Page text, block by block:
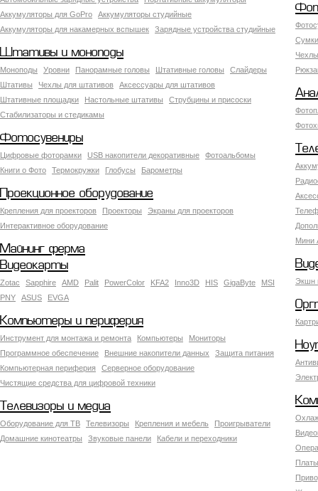
Аккумуляторы для GoPro
Аккумуляторы студийные
Аккумуляторы для накамерных вспышек
Зарядные устройства студийные
Штативы и моноподы
Моноподы Уровни Панорамные головы Штативные головы
Слайдеры
Штативы
Чехлы для штативов
Аксессуары для штативов
Штативные площадки
Настольные штативы
Струбцины и присоски
Стабилизаторы и стедикамы
Фотосувениры
Цифровые фоторамки USB накопители декоративные
Фотоальбомы
Книги о Фото
Термокружки Глобусы Барометры
Мини
Проекционное оборудование
Крепления для проекторов Проекторы
Экраны для проекторов
Интерактивное оборудование
Майнинг ферма
Экшн
Видеокарты
Zotac Sapphire AMD Palit PowerColor KFA2 Inno3D HIS GigaByte
MSI
PNY
ASUS EVGA
Компьютеры и периферия
Инструмент для монтажа и ремонта Компьютеры
Мониторы
Программное обеспечение
Внешние накопители данных
Защита питания
Компьютерная периферия
Серверное оборудование
Чистящие средства для цифровой техники
Телевизоры и медиа
Оборудование для ТВ Телевизоры Крепления и мебель
Проигрыватели
Домашние кинотеатры
Звуковые панели Кабели и переходники